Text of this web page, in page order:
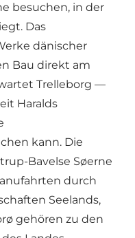
besuchen, in der
Das
dänischer
Bau direkt am
Trelleborg —
Haralds
kann. Die
Bavelse Søerne
durch
Seelands,
gehören zu den